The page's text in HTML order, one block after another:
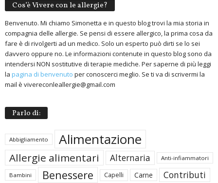
Cos’è Vivere con le allergie?
Benvenuto. Mi chiamo Simonetta e in questo blog trovi la mia storia in
compagnia delle allergie. Se pensi di essere allergico, la prima cosa da
fare è di rivolgerti ad un medico. Solo un esperto può dirti se lo sei
davvero oppure no. Le informazioni contenute in questo blog sono da
intendersi NON sostitutive di terapie mediche. Per saperne di più leggi
la pagina di benvenuto per conoscerci meglio. Se ti va di scrivermi la
mail è vivereconleallergie@gmail.com
Parlo di:
Abbigliamento Alimentazione
Allergie alimentari Alternaria Anti-infiammatori
Bambini Benessere Capelli Carne Contributi